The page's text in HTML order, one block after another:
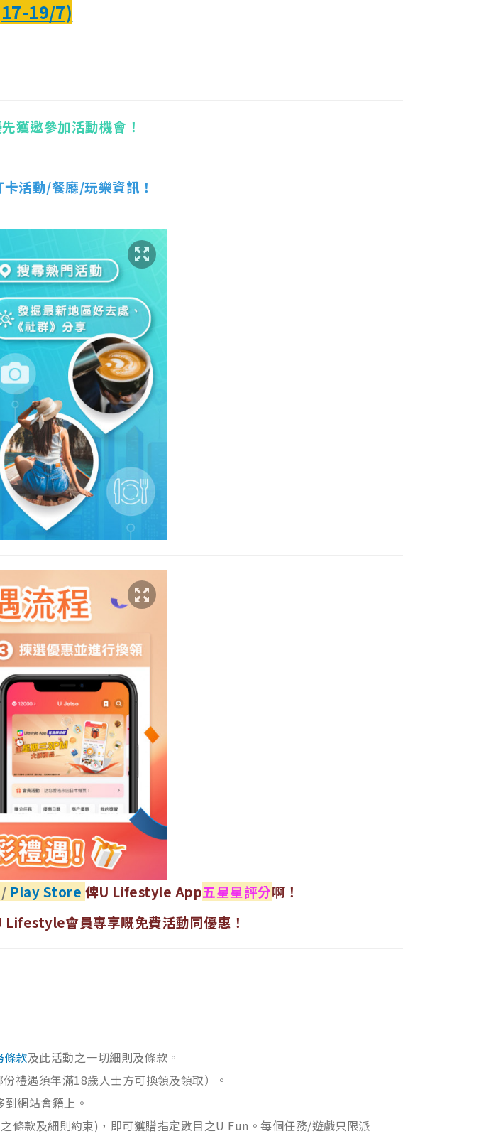
19/7)
獲邀參加活動機會！
活動/餐廳/玩樂資訊！
/ Play Store 俾U Lifestyle App五星星評分啊！
Lifestyle會員專享嘅免費活動同優惠！
條款及此活動之一切細則及條款。
禮遇須年滿18歲人士方可換領及領取）。
網站會籍上。
款及細則約束)，即可獲贈指定數目之U Fun。每個任務/遊戲只限派